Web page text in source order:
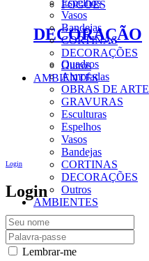
Vasos
Bandejas
CORTINAS
DECORAÇÕES
Outros
AMBIENTES
Login
Login
Lembrar-me
FOGÕES
DECORAÇÃO
Quadros
Almofadas
OBRAS DE ARTE
GRAVURAS
Esculturas
Espelhos
Vasos
Bandejas
CORTINAS
DECORAÇÕES
Outros
AMBIENTES